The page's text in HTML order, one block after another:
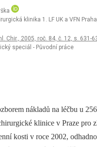
klinika 1. LF UK a VFN
Chir., 2005, roč. 84, č. 12, s. 631-
speciál - Původní práce
nákladů na léčbu u
klinice v Praze pro
kosti v roce 2002,